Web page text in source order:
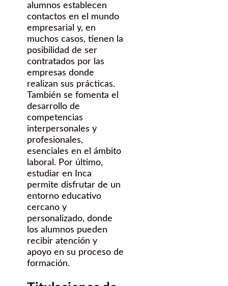
alumnos establecen
contactos en el mundo
empresarial y, en
muchos casos, tienen la
posibilidad de ser
contratados por las
empresas donde
realizan sus prácticas.
También se fomenta el
desarrollo de
competencias
interpersonales y
profesionales,
esenciales en el ámbito
laboral. Por último,
estudiar en Inca
permite disfrutar de un
entorno educativo
cercano y
personalizado, donde
los alumnos pueden
recibir atención y
apoyo en su proceso de
formación.